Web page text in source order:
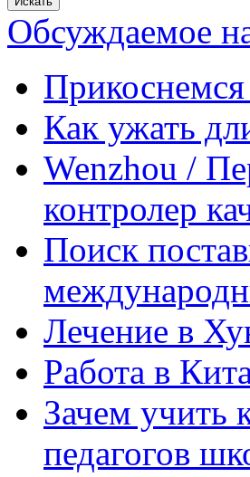
Обсуждаемое
Прикоснемся
Как ужать
Wenzhou /
контролер
Поиск
Лечение в
Работа в
Зачем учить
педагогов